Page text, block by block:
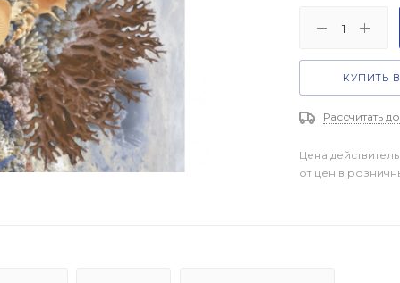
КУПИТЬ
Рассчитать
Цена
от цен в